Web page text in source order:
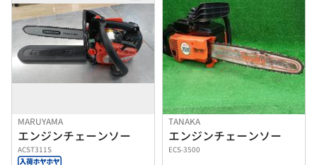
MARUYAMA
エンジンチェーンソー
ACST311S
TANAKA
エンジンチェーンソー
ECS-3500